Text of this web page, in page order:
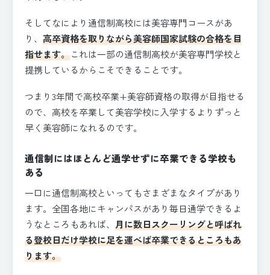
そしてなにより通信制高校には美容専門コースがあ
り、 高卒資格を取りながら美容師国家試験の合格を目
指せます。これは一部の通信制高校が美容専門学校と
提携しているからこそできることです。
つまり3年間で高校卒業+美容師資格の取得が目指せる
ので、高校を卒業して美容学校に入学するよりずっと
早く美容師になれるのです。
通信制にはほとんど通学せずに卒業できる学校も
ある
一口に通信制高校といってもさまざまなタイプがあり
ます。全国各地にキャンパスがあり毎日通学できるよ
うなところもあれば、 月に数日スクーリングと呼ばれ
る登校日だけ学校に足を運べば卒業できるところもあ
ります。